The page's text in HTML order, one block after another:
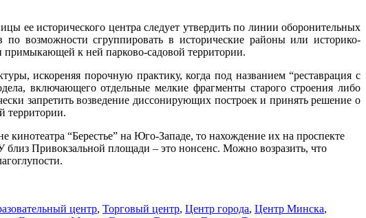
ее исторического центра следует утвердить по линии оборонительных
возможности сгруппировать в исторические районы или историко-
примыкающей к ней парково-садовой территории.
искореняя порочную практику, когда под названием “реставрация с
включающего отдельные мелкие фрагменты старого строения либо
запретить возведение диссонирующих построек и принять решение о
территории.
“Берестье” на Юго-Западе, то нахождение их на проспекте
Привокзальной площади – это нонсенс. Можно возразить, что
центр, Торговый центр, Центр города, Центр Минска,